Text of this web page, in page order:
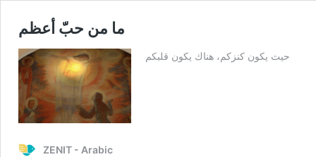
ما من حبّ أعظم
حيث يكون كنزكم، هناك يكون قلبكم
ZENIT - Arabic